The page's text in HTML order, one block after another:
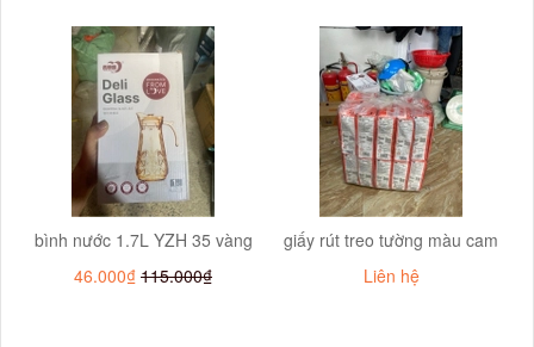
bình nước 1.7L YZH 35 vàng
46.000₫ 115.000₫
giấy rút treo tường màu cam
Liên hệ